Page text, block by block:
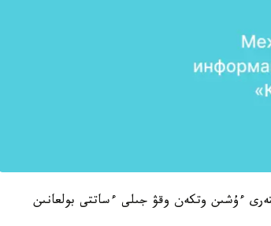
ءۇشىن وتكەن وقۋ جىلى ءساتتى بولعانىن